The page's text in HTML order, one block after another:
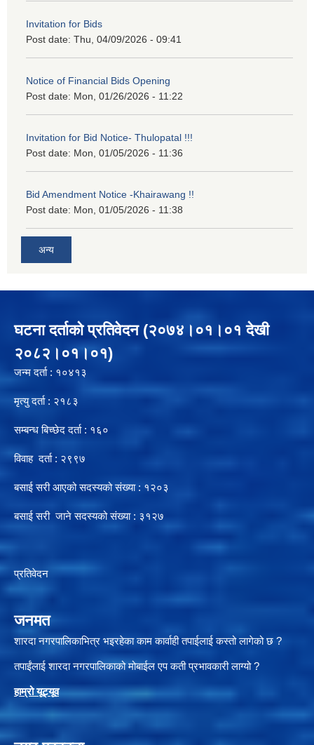
Invitation for Bids
Post date: Thu, 04/09/2026 - 09:41
Notice of Financial Bids Opening
Post date: Mon, 01/26/2026 - 11:22
Invitation for Bid Notice- Thulopatal !!!
Post date: Mon, 01/05/2026 - 11:36
Bid Amendment Notice -Khairawang !!
Post date: Mon, 01/05/2026 - 11:38
अन्य
घटना दर्ताको प्रतिवेदन (२०७४।०१।०१ देखी
२०८२।०१।०१)
जन्म दर्ता : १०४१३
मृत्यु दर्ता : २१८३
सम्बन्ध बिच्छेद दर्ता : १६०
विवाह दर्ता : २९९७
बसाई सरी आएको सदस्यको संख्या : १२०३
बसाई सरी जाने सदस्यको संख्या : ३१२७
प्रतिवेदन
जनमत
शारदा नगरपालिकाभित्र भइरहेका काम कार्वाही तपाईलाई कस्तो लागेको छ ?
तपाईंलाई शारदा नगरपालिकाको मोबाईल एप कती प्रभावकारी लाग्यो ?
हाम्रो यूट्यूव